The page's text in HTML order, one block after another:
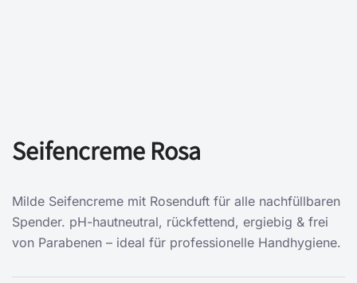
Seifencreme Rosa
Milde Seifencreme mit Rosenduft für alle nachfüllbaren
Spender. pH-hautneutral, rückfettend, ergiebig & frei
von Parabenen – ideal für professionelle Handhygiene.